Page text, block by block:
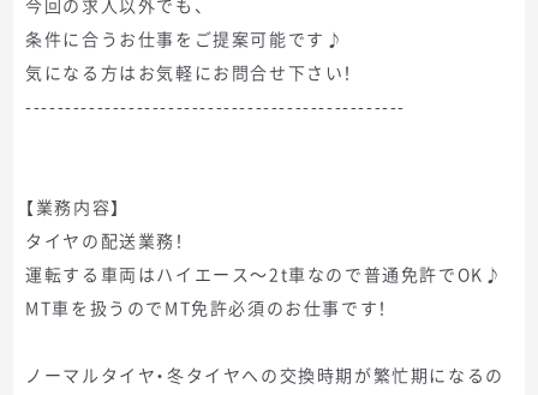
今回の求人以外でも、
条件に合うお仕事をご提案可能です♪
気になる方はお気軽にお問合せ下さい！
------------------------------------------------
【業務内容】
タイヤの配送業務！
運転する車両はハイエース～2t車なので普通免許でOK♪
MT車を扱うのでMT免許必須のお仕事です！
ノーマルタイヤ・冬タイヤへの交換時期が繁忙期になるの